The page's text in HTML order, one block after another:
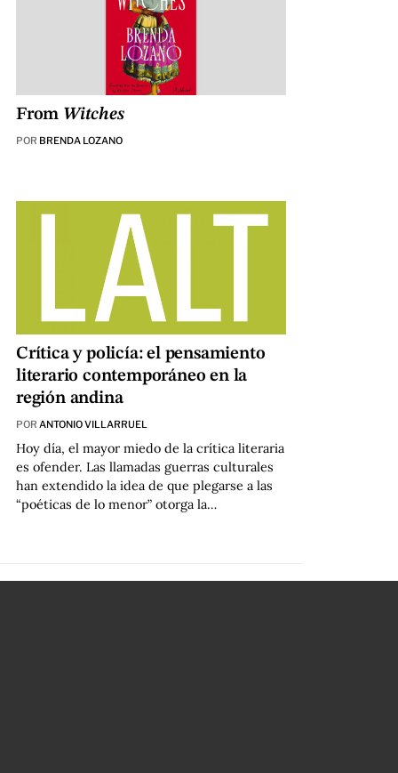
From Witches
POR BRENDA LOZANO
Crítica y policía: el pensamiento
literario contemporáneo en la
región andina
POR ANTONIO VILLARRUEL
Hoy día, el mayor miedo de la crítica literaria
es ofender. Las llamadas guerras culturales
han extendido la idea de que plegarse a las
“poéticas de lo menor” otorga la…